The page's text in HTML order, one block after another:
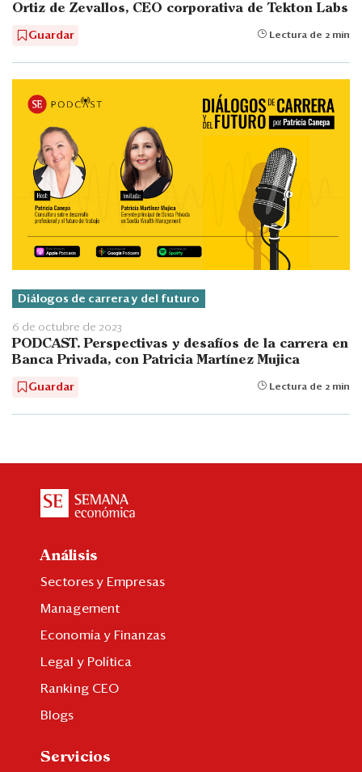
Ortiz de Zevallos, CEO corporativa de Tekton Labs
Guardar Lectura de 2 min
Diálogos de carrera y del futuro
6 de octubre de 2023
PODCAST. Perspectivas y desafíos de la carrera en
Banca Privada, con Patricia Martínez Mujica
Guardar Lectura de 2 min
Análisis
Sectores y Empresas
Management
Economía y Finanzas
Legal y Política
Ranking CEO
Blogs
Servicios